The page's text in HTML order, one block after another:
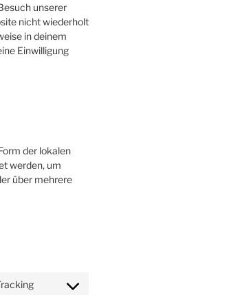
unserer
nicht wiederholt
in deinem
Einwilligung
der lokalen
werden, um
über mehrere
Consent